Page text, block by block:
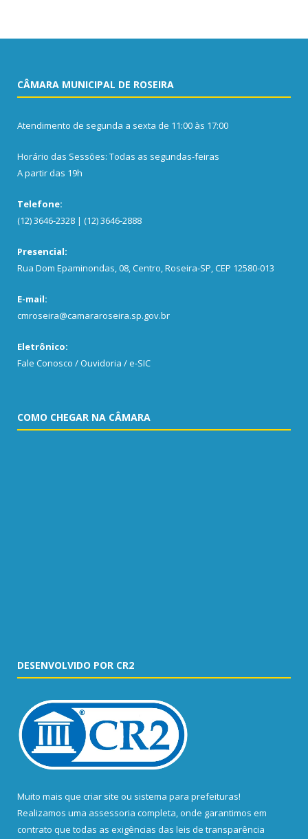
CÂMARA MUNICIPAL DE ROSEIRA
Atendimento de segunda a sexta de 11:00 às 17:00
Horário das Sessões: Todas as segundas-feiras
A partir das 19h
Telefone:
(12) 3646-2328 | (12) 3646-2888
Presencial:
Rua Dom Epaminondas, 08, Centro, Roseira-SP, CEP 12580-013
E-mail:
cmroseira@camararoseira.sp.gov.br
Eletrônico:
Fale Conosco / Ouvidoria / e-SIC
COMO CHEGAR NA CÂMARA
DESENVOLVIDO POR CR2
Muito mais que criar site ou sistema para prefeituras!
Realizamos uma assessoria completa, onde garantimos em
contrato que todas as exigências das leis de transparência